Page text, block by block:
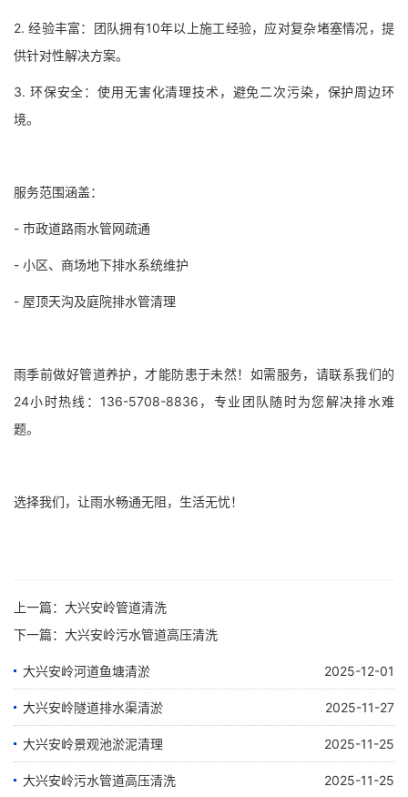
2. 经验丰富：团队拥有10年以上施工经验，应对复杂堵塞情况，提
供针对性解决方案。
3. 环保安全：使用无害化清理技术，避免二次污染，保护周边环
境。
服务范围涵盖：
- 市政道路雨水管网疏通
- 小区、商场地下排水系统维护
- 屋顶天沟及庭院排水管清理
雨季前做好管道养护，才能防患于未然！如需服务，请联系我们的
24小时热线：136-5708-8836，专业团队随时为您解决排水难
题。
选择我们，让雨水畅通无阻，生活无忧！
上一篇： 大兴安岭管道清洗
下一篇： 大兴安岭污水管道高压清洗
大兴安岭河道鱼塘清淤 2025-12-01
大兴安岭隧道排水渠清淤 2025-11-27
大兴安岭景观池淤泥清理 2025-11-25
大兴安岭污水管道高压清洗 2025-11-25